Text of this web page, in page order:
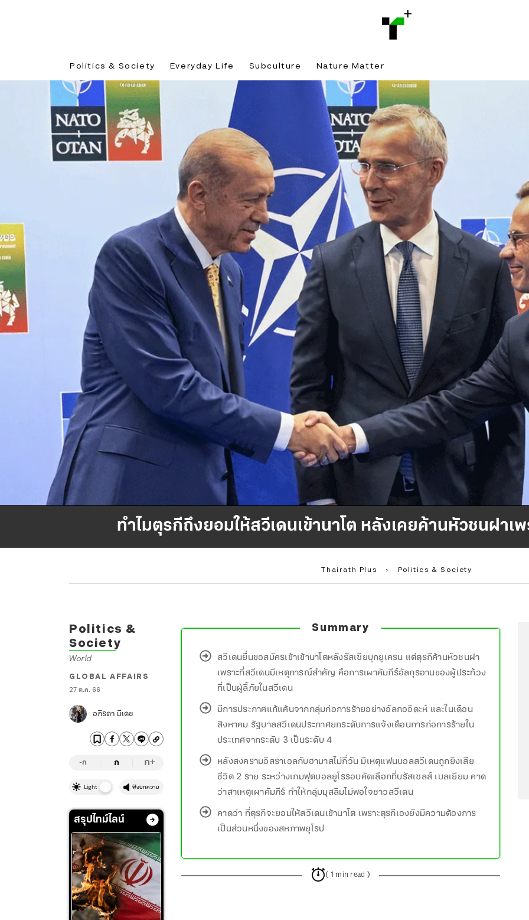
Politics & Society Everyday Life Subculture Nature Matter
ทำไมตุรกีถึงยอมให้สวีเดนเข้านาโต หลังเคยค้านหัวชนฝาเ
Thairath Plus › Politics & Society
Politics &
Society
World
GLOBAL AFFAIRS
27 ต.ค. 66
อภิรดา มีเดช
-ก ก ก+
Light ฟังบทความ
สรุปไทม์ไลน์
Summary
สวีเดนยื่นขอสมัครเข้าเข้านาโตหลังรัสเซียบุกยูเครน แต่ตุรกีค้านหัวชนฝา
เพราะที่สวีเดนมีเหตุการณ์สำคัญ คือการเผาคัมภีร์อัลกุรอานของผู้ประท้วง
ที่เป็นผู้ลี้ภัยในสวีเดน
มีการประกาศแก้แค้นจากกลุ่มก่อการร้ายอย่างอัลกออิดะห์ และในเดือน
สิงหาคม รัฐบาลสวีเดนประกาศยกระดับการแจ้งเตือนการก่อการร้ายใน
ประเทศจากระดับ 3 เป็นระดับ 4
หลังสงครามอิสราเอลกับฮามาสไม่กี่วัน มีเหตุแฟนบอลสวีเดนถูกยิงเสีย
ชีวิต 2 ราย ระหว่างเกมฟุตบอลยูโรรอบคัดเลือกที่บรัสเซลส์ เบลเยียม คาด
ว่าสาเหตุเผาคัมภีร์ ทำให้กลุ่มมุสลิมไม่พอใจชาวสวีเดน
คาดว่า ที่ตุรกีจะยอมให้สวีเดนเข้านาโต เพราะตุรกีเองยังมีความต้องการ
เป็นส่วนหนึ่งของสหภาพยุโรป
( 1 min read )